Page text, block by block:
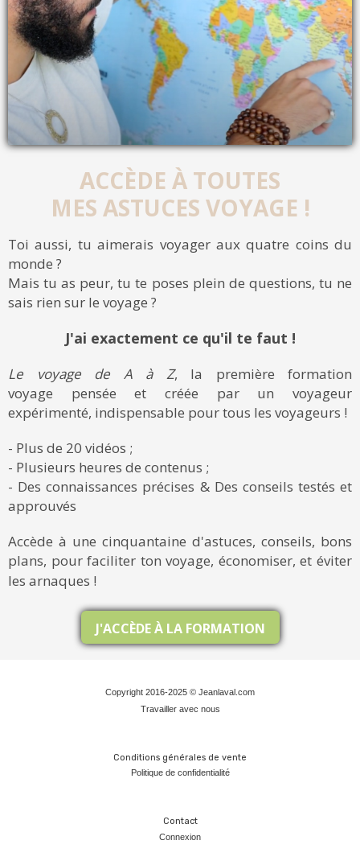
ACCÈDE À TOUTES
MES ASTUCES VOYAGE !
Toi aussi, tu aimerais voyager aux quatre coins du
monde ?
Mais tu as peur, tu te poses plein de questions, tu ne
sais rien sur le voyage ?
J'ai exactement ce qu'il te faut !
Le voyage de A à Z, la première formation
voyage pensée et créée par un voyageur
expérimenté, indispensable pour tous les voyageurs !
- Plus de 20 vidéos ;
- Plusieurs heures de contenus ;
- Des connaissances précises & Des conseils testés et
approuvés
Accède à une cinquantaine d'astuces, conseils, bons
plans, pour faciliter ton voyage, économiser, et éviter
les arnaques !
J'ACCÈDE À LA FORMATION
Copyright 2016-2025 © Jeanlaval.com
Travailler avec nous
Conditions générales de vente
Politique de confidentialité
Contact
Connexion